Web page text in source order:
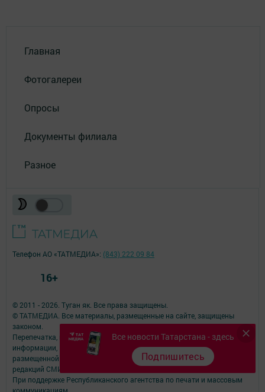
Главная
Фотогалереи
Опросы
Документы филиала
Разное
Все новости Татарстана - здесь
Подпишитесь
© 2011 - 2026. Туган як. Все права защищены.
© ТАТМЕДИА. Все материалы, размещенные на сайте, защищены
законом.
Перепечатка, воспроизведение и распространение в любом объеме
информации,
размещенной на сайте, возможна только с письменного согласия
редакций СМИ.
При поддержке Республиканского агентства по печати и массовым
коммуникациям.
Телефон АО «ТАТМЕДИА»: (843) 222 09 84
16+